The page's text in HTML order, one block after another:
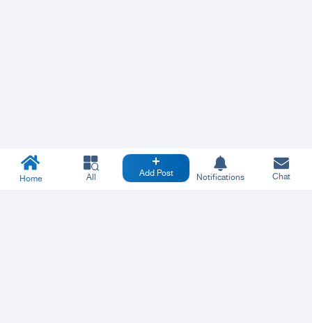
Home All Add Post Notifications Chat